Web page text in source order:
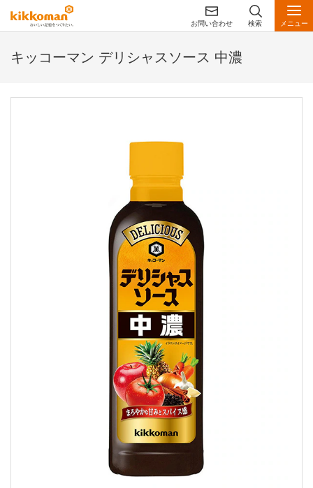
お問い合わせ 検索 メニュー
キッコーマン デリシャスソース 中濃